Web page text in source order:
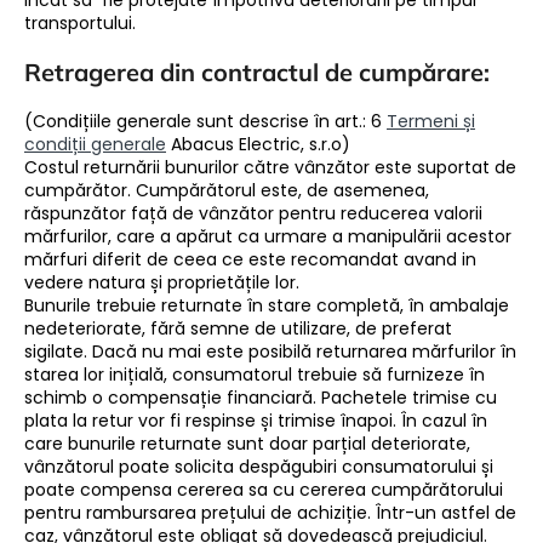
transportului.
Retragerea din contractul de cumpărare:
(Condițiile generale sunt descrise în art.: 6 Termeni și
condiții generale Abacus Electric, s.r.o)
Costul returnării bunurilor către vânzător este suportat de
cumpărător. Cumpărătorul este, de asemenea,
răspunzător față de vânzător pentru reducerea valorii
mărfurilor, care a apărut ca urmare a manipulării acestor
mărfuri diferit de ceea ce este recomandat avand in
vedere natura și proprietățile lor.
Bunurile trebuie returnate în stare completă, în ambalaje
nedeteriorate, fără semne de utilizare, de preferat
sigilate. Dacă nu mai este posibilă returnarea mărfurilor în
starea lor inițială, consumatorul trebuie să furnizeze în
schimb o compensație financiară. Pachetele trimise cu
plata la retur vor fi respinse și trimise înapoi. În cazul în
care bunurile returnate sunt doar parțial deteriorate,
vânzătorul poate solicita despăgubiri consumatorului și
poate compensa cererea sa cu cererea cumpărătorului
pentru rambursarea prețului de achiziție. Într-un astfel de
caz, vânzătorul este obligat să dovedească prejudiciul.